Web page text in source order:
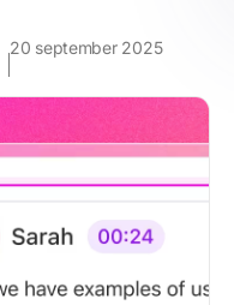
20 september 2025